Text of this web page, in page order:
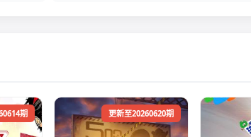
期 更新至20260620期